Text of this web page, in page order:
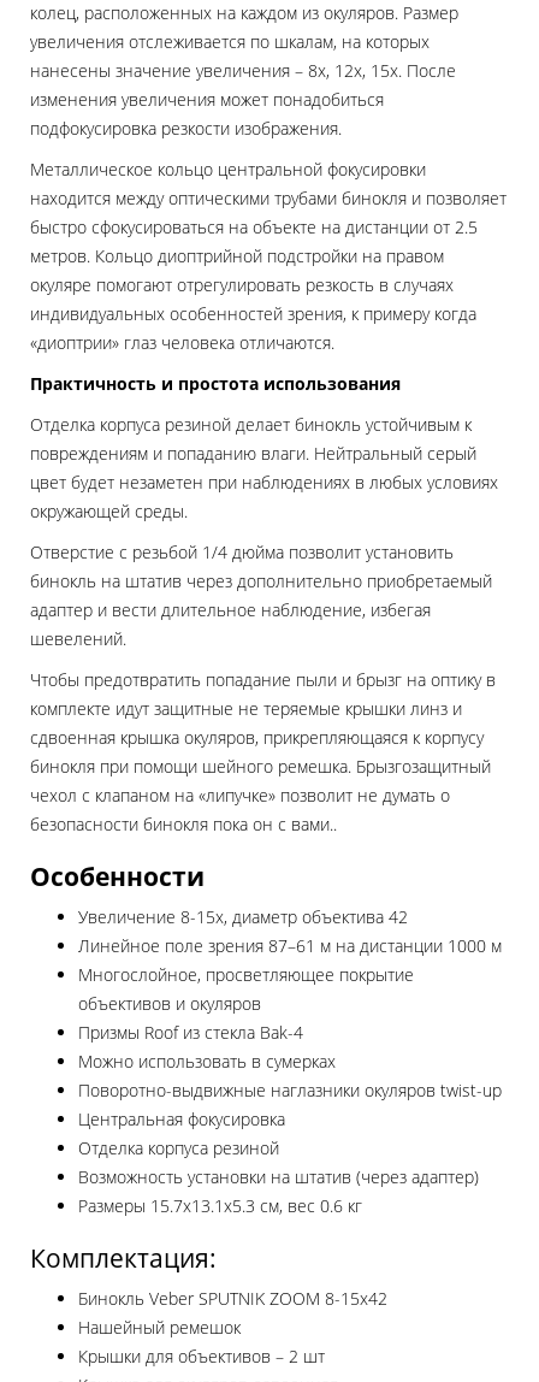
колец, расположенных на каждом из окуляров. Размер
увеличения отслеживается по шкалам, на которых
нанесены значение увеличения – 8х, 12х, 15х. После
изменения увеличения может понадобиться
подфокусировка резкости изображения.
Металлическое кольцо центральной фокусировки
находится между оптическими трубами бинокля и позволяет
быстро сфокусироваться на объекте на дистанции от 2.5
метров. Кольцо диоптрийной подстройки на правом
окуляре помогают отрегулировать резкость в случаях
индивидуальных особенностей зрения, к примеру когда
«диоптрии» глаз человека отличаются.
Практичность и простота использования
Отделка корпуса резиной делает бинокль устойчивым к
повреждениям и попаданию влаги. Нейтральный серый
цвет будет незаметен при наблюдениях в любых условиях
окружающей среды.
Отверстие с резьбой 1/4 дюйма позволит установить
бинокль на штатив через дополнительно приобретаемый
адаптер и вести длительное наблюдение, избегая
шевелений.
Чтобы предотвратить попадание пыли и брызг на оптику в
комплекте идут защитные не теряемые крышки линз и
сдвоенная крышка окуляров, прикрепляющаяся к корпусу
бинокля при помощи шейного ремешка. Брызгозащитный
чехол с клапаном на «липучке» позволит не думать о
безопасности бинокля пока он с вами..
Особенности
Увеличение 8-15х, диаметр объектива 42
Линейное поле зрения 87–61 м на дистанции 1000 м
Многослойное, просветляющее покрытие
объективов и окуляров
Призмы Roof из стекла Bak-4
Можно использовать в сумерках
Поворотно-выдвижные наглазники окуляров twist-up
Центральная фокусировка
Отделка корпуса резиной
Возможность установки на штатив (через адаптер)
Размеры 15.7х13.1х5.3 см, вес 0.6 кг
Комплектация:
Бинокль Veber SPUTNIK ZOOM 8-15х42
Нашейный ремешок
Крышки для объективов – 2 шт